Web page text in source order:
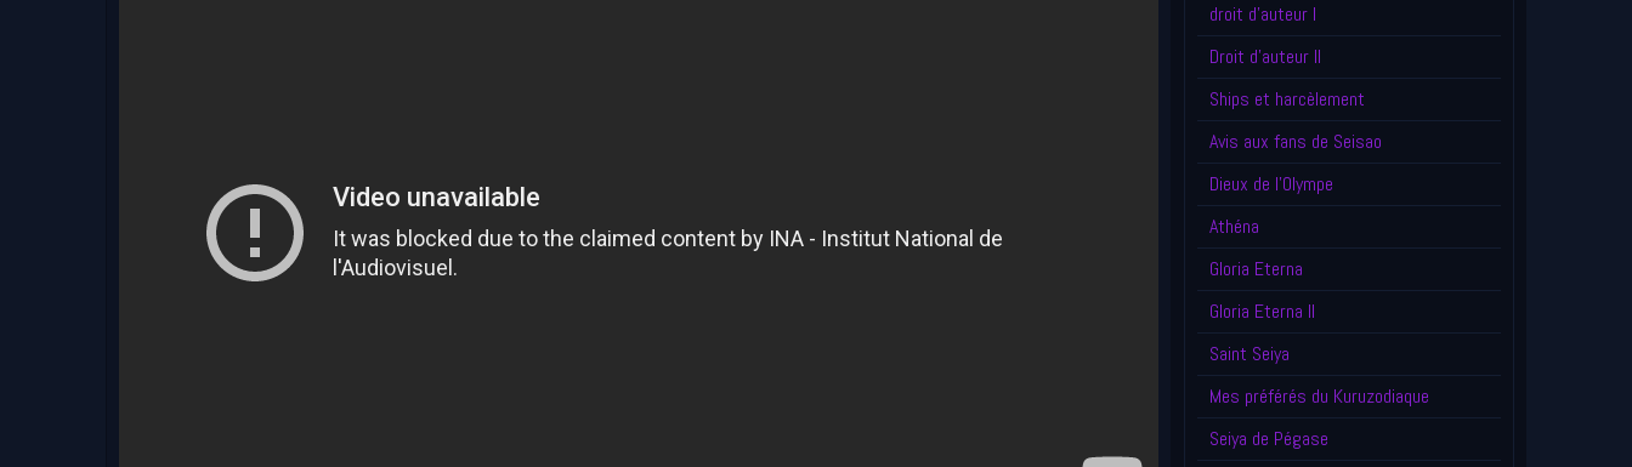
droit d'auteur I
Droit d'auteur II
Ships et harcèlement
Avis aux fans de Seisao
Dieux de l'Olympe
Athéna
Gloria Eterna
Gloria Eterna II
Saint Seiya
Mes préférés du Kuruzodiaque
Seiya de Pégase